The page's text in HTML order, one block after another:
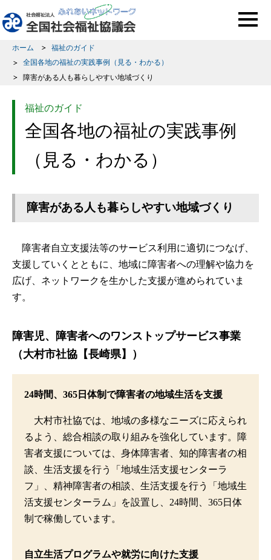
このページの本文へ移動
ホーム
福祉のガイド
全国各地の福祉の実践事例（見る・わかる）
障害がある人も暮らしやすい地域づくり
福祉のガイド
全国各地の福祉の実践事例
（見る・わかる）
障害がある人も暮らしやすい地域づくり
障害者自立支援法等のサービス利用に適切につなげ、
支援していくとともに、地域に障害者への理解や協力を
広げ、ネットワークを生かした支援が進められていま
す。
障害児、障害者へのワンストップサービス事業
（大村市社協【長崎県】）
24時間、365日体制で障害者の地域生活を支援
大村市社協では、地域の多様なニーズに応えられ
るよう、総合相談の取り組みを強化しています。障
害者支援については、身体障害者、知的障害者の相
談、生活支援を行う「地域生活支援センターラ
フ」、精神障害者の相談、生活支援を行う「地域生
活支援センターラム」を設置し、24時間、365日体
制で稼働しています。
自立生活プログラムや就労に向けた支援